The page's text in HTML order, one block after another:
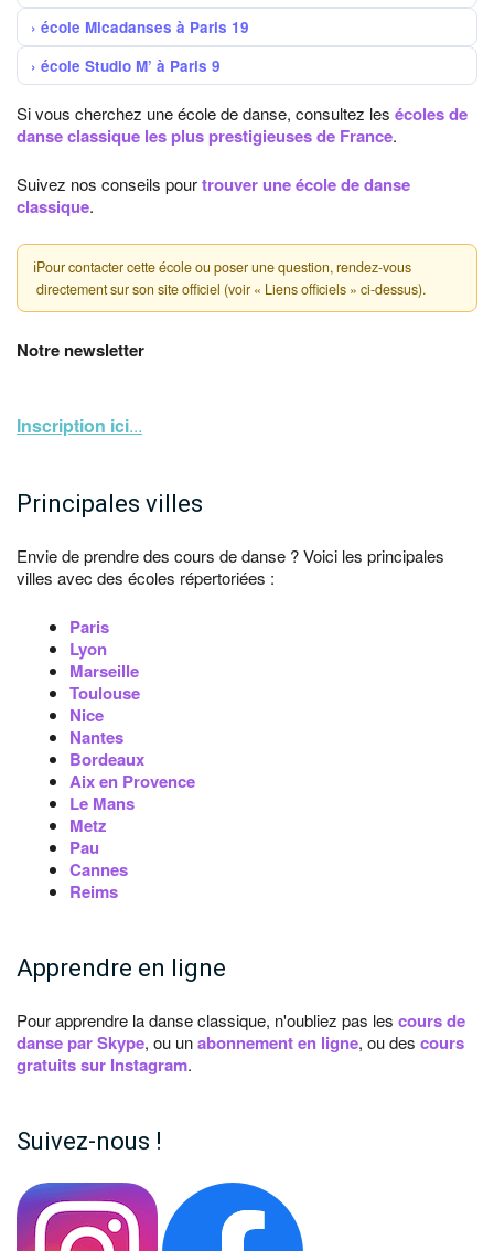
école Micadanses à Paris 19
école Studio M’ à Paris 9
Si vous cherchez une école de danse, consultez les écoles de
danse classique les plus prestigieuses de France.
Suivez nos conseils pourtrouver une école de danse
classique.
ℹPour contacter cette école ou poser une question, rendez-vous
directement sur son site officiel (voir « Liens officiels » ci-dessus).
Notre newsletter
Inscription ici...
Principales villes
Envie de prendre des cours de danse ? Voici les principales
villes avec des écoles répertoriées :
Paris
Lyon
Marseille
Toulouse
Nice
Nantes
Bordeaux
Aix en Provence
Le Mans
Metz
Pau
Cannes
Reims
Apprendre en ligne
Pour apprendre la danse classique, n'oubliez pas les cours de
danse par Skype, ou unabonnement en ligne, ou des cours
gratuits sur Instagram.
Suivez-nous !